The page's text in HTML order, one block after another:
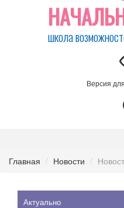
школа
Версия
Главная Новости
Актуально